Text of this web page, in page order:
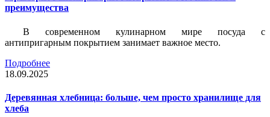
преимущества
В современном кулинарном мире посуда с
антипригарным покрытием занимает важное место.
Подробнее
18.09.2025
Деревянная хлебница: больше, чем просто хранилище для
хлеба